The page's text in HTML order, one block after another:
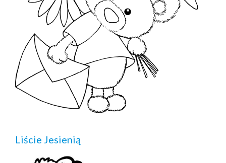
Liście Jesienią